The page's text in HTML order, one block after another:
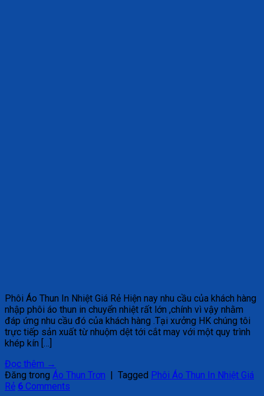
Phôi Áo Thun In Nhiệt Giá Rẻ Hiện nay nhu cầu của khách hàng
nhập phôi áo thun in chuyển nhiệt rất lớn ,chính vì vậy nhằm
đáp ứng nhu cầu đó của khách hàng .Tại xưởng HK chúng tôi
trực tiếp sản xuất từ nhuộm dệt tới cắt may với một quy trình
khép kín […]
Đọc thêm →
Đăng trong Áo Thun Trơn Tagged Phôi Áo Thun In Nhiệt Giá
Rẻ 6 Comments